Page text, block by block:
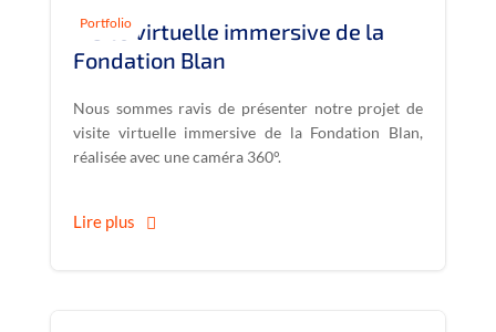
Portfolio
Visite virtuelle immersive de la
Fondation Blan
Nous sommes ravis de présenter notre projet de
visite virtuelle immersive de la Fondation Blan,
réalisée avec une caméra 360°.
Lire plus